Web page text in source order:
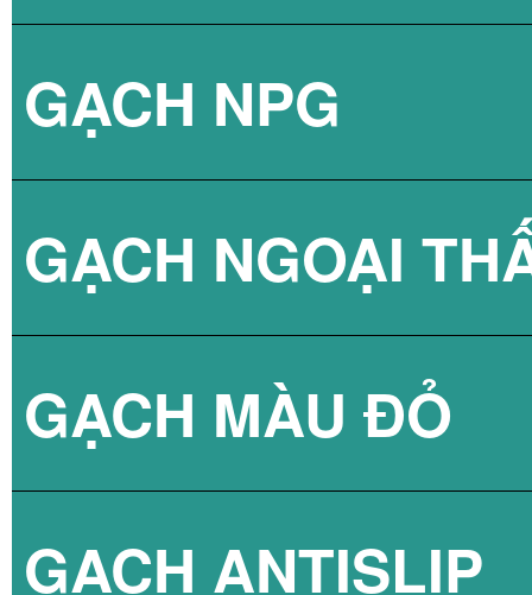
BÌNH NÓNG
BÌNH NÓNG
BÌNH NÓNG
BÌNH NÓNG
GẠCH NPG
GẠCH NPG
GẠCH NPG
GẠCH NGOẠI
GẠCH MÀU ĐỎ
GẠCH ANTISLIP